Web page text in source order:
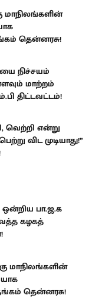
மாநிலங்களின்
தென்னரசு!
நிச்சயம்
மாற்றம்
திட்டவட்டம்!
வெற்றி என்று
விட முடியாது!”
ஒன்றிய பா.ஜ.க
கழகத்
மாநிலங்களின்
தென்னரசு!